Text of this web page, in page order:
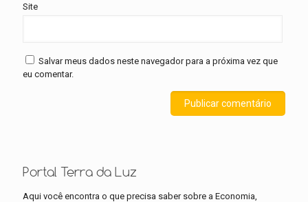
Site
Salvar meus dados neste navegador para a próxima vez que
eu comentar.
Portal Terra da Luz
Aqui você encontra o que precisa saber sobre a Economia,